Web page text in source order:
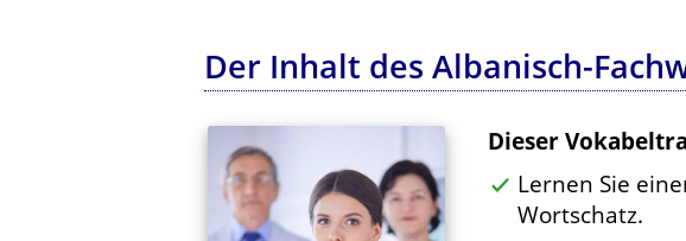
Der Inhalt des Albanisch-
Dieser
Lernen Sie
Wortschatz.